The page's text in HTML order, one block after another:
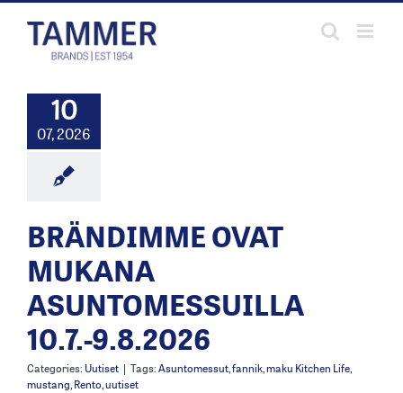
10
07, 2026
BRÄNDIMME OVAT
MUKANA
ASUNTOMESSUILLA
10.7.-9.8.2026
Categories: Uutiset | Tags:Asuntomessut,fannik,maku Kitchen Life,
mustang,Rento,uutiset